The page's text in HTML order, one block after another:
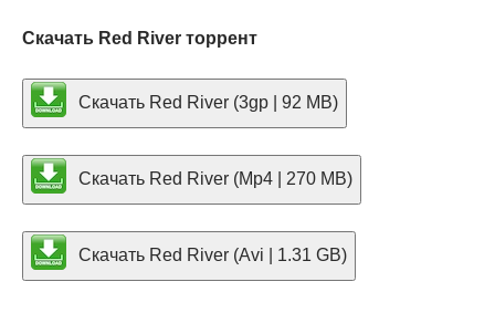
Скачать Red River торрент
Скачать Red River (3gp | 92 MB)
Скачать Red River (Mp4 | 270 MB)
Скачать Red River (Avi | 1.31 GB)